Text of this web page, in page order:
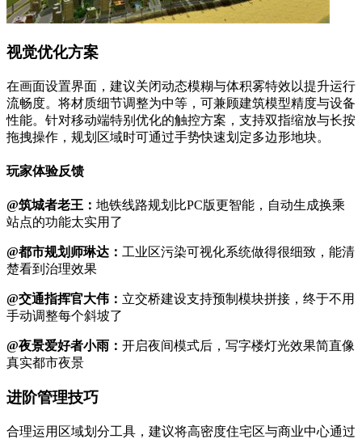
视觉优化方案
在画面设置界面，建议关闭动态模糊与体积雾特效以提升运行
流畅度。将材质细节调整为中等，可兼顾建筑模型精度与设备
性能。针对移动端特别优化的触控方案，支持双指缩放与长按
拖拽操作，规划区域时可通过手势快速划定多边形地块。
玩家体验反馈
@筑城者老王： 地铁线路规划比PC版更智能，自动生成换乘
站点的功能太实用了
@都市规划师琳达： 工业区污染可视化系统做得很细致，能清
楚看到治理效果
@交通指挥官大伟： 立交桥建设支持预制模块拼接，终于不用
手动调整每个斜坡了
@夜景爱好者小雨： 开启夜间模式后，写字楼灯光效果简直像
真实都市夜景
进阶管理技巧
合理运用区域划分工具，建议将高密度住宅区与商业中心通过